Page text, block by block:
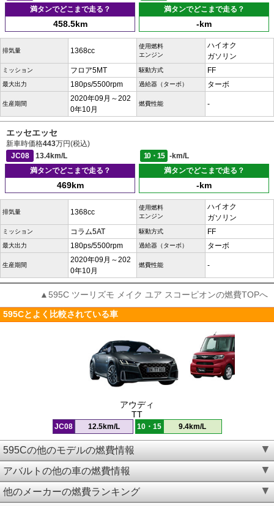
満タンでどこまで走る？
458.5km
満タンでどこまで走る？
-km
排気量 1368cc
使用燃料
エンジン
ハイオク
ガソリン
ミッション フロア5MT 駆動方式 FF
最大出力 180ps/5500rpm 過給器（ターボ） ターボ
生産期間
2020年09月～202
0年10月
燃費性能 -
エッセエッセ
新車時価格443万円(税込)
JC08
13.4km/L 10・15
-km/L
満タンでどこまで走る？
469km
満タンでどこまで走る？
-km
排気量 1368cc
使用燃料
エンジン
ハイオク
ガソリン
ミッション コラム5AT 駆動方式 FF
最大出力 180ps/5500rpm 過給器（ターボ） ターボ
生産期間
2020年09月～202
0年10月
燃費性能 -
▲595C ツーリズモ メイク ユア スコーピオンの燃費TOPへ
595Cとよく比較されている車
アウディ
TT
JC08 12.5km/L 10・15 9.4km/L
595Cの他のモデルの燃費情報
アバルトの他の車の燃費情報
他のメーカーの燃費ランキング